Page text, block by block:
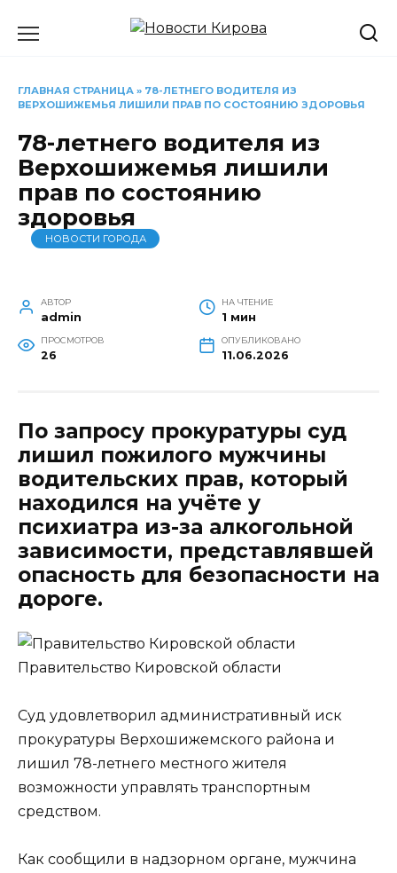
ГЛАВНАЯ СТРАНИЦА » 78-ЛЕТНЕГО ВОДИТЕЛЯ ИЗ
ВЕРХОШИЖЕМЬЯ ЛИШИЛИ ПРАВ ПО СОСТОЯНИЮ ЗДОРОВЬЯ
78-летнего водителя из
Верхошижемья лишили
прав по состоянию
здоровья
НОВОСТИ ГОРОДА
АВТОР
admin
НА ЧТЕНИЕ
1 мин
ПРОСМОТРОВ
26
ОПУБЛИКОВАНО
11.06.2026
По запросу прокуратуры суд
лишил пожилого мужчины
водительских прав, который
находился на учёте у
психиатра из-за алкогольной
зависимости, представлявшей
опасность для безопасности на
дороге.
Правительство Кировской области
Суд удовлетворил административный иск
прокуратуры Верхошижемского района и
лишил 78-летнего местного жителя
возможности управлять транспортным
средством.
Как сообщили в надзорном органе, мужчина